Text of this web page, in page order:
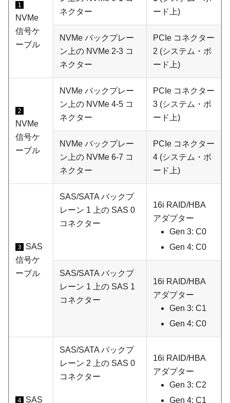
1
NVMe
信号ケ
ーブル
ネクター
ード上)
NVMe バックプレー
ン上の NVMe 2-3 コ
ネクター
PCIe コネクター
2 (システム・ボ
ード上)
2
NVMe
信号ケ
ーブル
NVMe バックプレー
ン上の NVMe 4-5 コ
ネクター
PCIe コネクター
3 (システム・ボ
ード上)
NVMe バックプレー
ン上の NVMe 6-7 コ
ネクター
PCIe コネクター
4 (システム・ボ
ード上)
3
SAS
信号ケ
ーブル
SAS/SATA バックプ
レーン 1 上の SAS 0
コネクター
16i RAID/HBA
アダプター
Gen 3: C0
Gen 4: C0
SAS/SATA バックプ
レーン 1 上の SAS 1
コネクター
16i RAID/HBA
アダプター
Gen 3: C1
Gen 4: C0
4 SAS
SAS/SATA バックプ
レーン 2 上の SAS 0
コネクター
16i RAID/HBA
アダプター
Gen 3: C2
Gen 4: C1